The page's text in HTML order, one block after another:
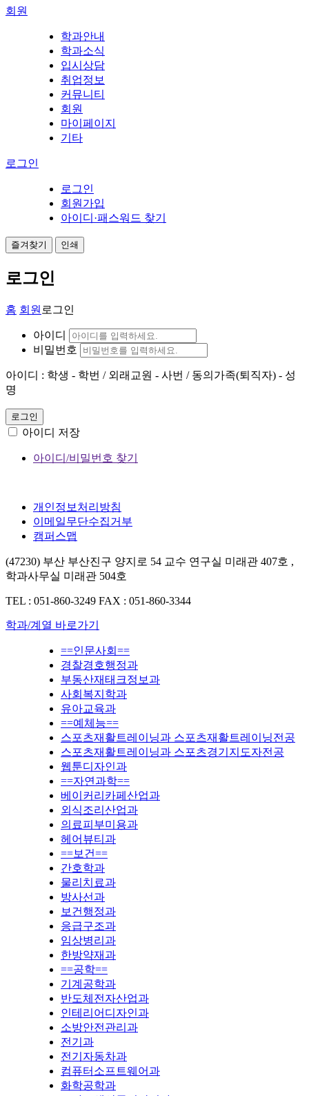
회원
학과안내
학과소식
입시상담
취업정보
커뮤니티
회원
마이페이지
기타
로그인
로그인
회원가입
아이디·패스워드 찾기
즐겨찾기 인쇄
로그인
홈 회원 로그인
아이디
비밀번호
아이디 : 학생 - 학번 / 외래교원 - 사번 / 동의가족(퇴직자) - 성
명
로그인
아이디 저장
아이디/비밀번호 찾기
개인정보처리방침
이메일무단수집거부
캠퍼스맵
(47230) 부산 부산진구 양지로 54 교수 연구실 미래관 407호 ,
학과사무실 미래관 504호
TEL : 051-860-3249 FAX : 051-860-3344
학과/계열 바로가기
==인문사회==
경찰경호행정과
부동산재태크정보과
사회복지학과
유아교육과
==예체능==
스포츠재활트레이닝과 스포츠재활트레이닝전공
스포츠재활트레이닝과 스포츠경기지도자전공
웹툰디자인과
==자연과학==
베이커리카페산업과
외식조리산업과
의료피부미용과
헤어뷰티과
==보건==
간호학과
물리치료과
방사선과
보건행정과
응급구조과
임상병리과
한방약재과
==공학==
기계공학과
반도체전자산업과
인테리어디자인과
소방안전관리과
전기과
전기자동차과
컴퓨터소프트웨어과
화학공학과